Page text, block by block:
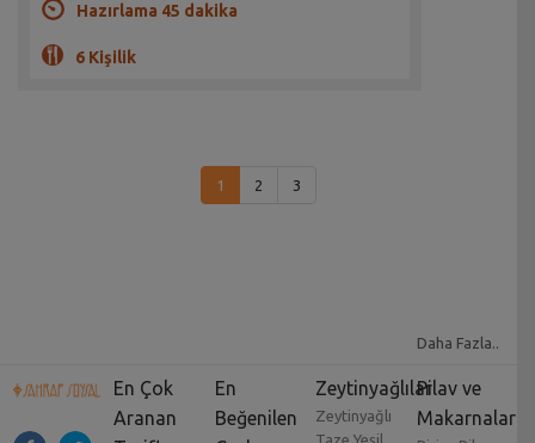
Hazırlama 45 dakika
6 Kişilik
1 2 3
Daha Fazla..
En Çok
Aranan
En
Beğenilen
Zeytinyağlılar
Zeytinyağlı
Taze Yeşil
Pilav ve
Makarnalar